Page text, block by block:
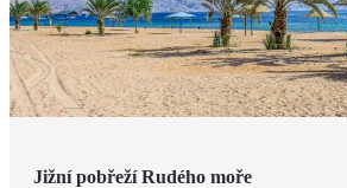
Jižní pobřeží Rudého moře